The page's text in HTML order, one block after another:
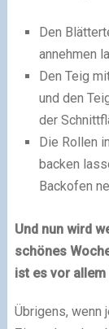
Den
annehmen
Den Teig
und den
der
Die Rollen
backen
Backofen
Und nun wird
schönes
ist es vor
Übrigens, wenn